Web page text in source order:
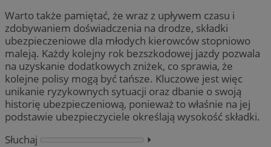
Warto także pamiętać, że wraz z upływem czasu i
zdobywaniem doświadczenia na drodze, składki
ubezpieczeniowe dla młodych kierowców stopniowo
maleją. Każdy kolejny rok bezszkodowej jazdy pozwala
na uzyskanie dodatkowych zniżek, co sprawia, że
kolejne polisy mogą być tańsze. Kluczowe jest więc
unikanie ryzykownych sytuacji oraz dbanie o swoją
historię ubezpieczeniową, ponieważ to właśnie na jej
podstawie ubezpieczyciele określają wysokość składki.
Słuchaj
⏵︎